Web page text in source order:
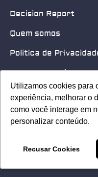
Utilizamos cookies para
experiência, melhorar o
como você interage em
personalizar conteúdo.
Recusar Cookies
Utilizamos cookies para
experiência, melhorar o
como você interage em
personalizar conteúdo.
Recusar Cookies
Decision Report
Quem somos
Política de
Quero patrocinar
Contato
Home
© 2025 Security